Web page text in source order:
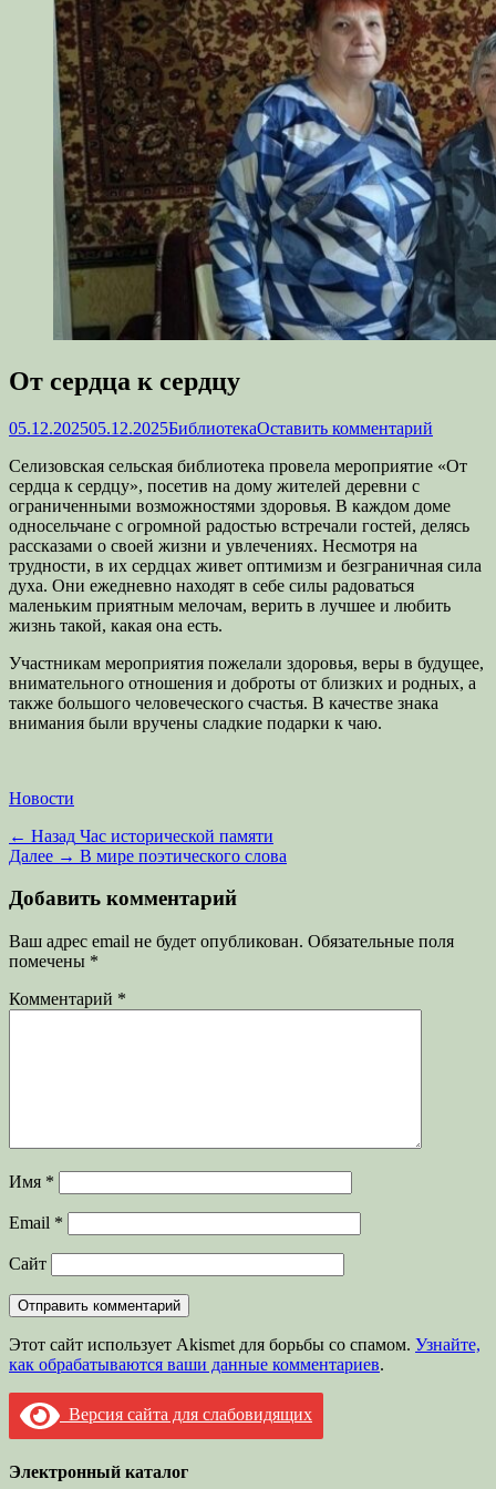
От сердца к сердцу
Опубликовано
05.12.202505.12.2025Автор
БиблиотекаОставить комментарий
Селизовская сельская библиотека провела мероприятие «От
сердца к сердцу», посетив на дому жителей деревни с
ограниченными возможностями здоровья. В каждом доме
односельчане с огромной радостью встречали гостей, делясь
рассказами о своей жизни и увлечениях. Несмотря на
трудности, в их сердцах живет оптимизм и безграничная сила
духа. Они ежедневно находят в себе силы радоваться
маленьким приятным мелочам, верить в лучшее и любить
жизнь такой, какая она есть.
Участникам мероприятия пожелали здоровья, веры в будущее,
внимательного отношения и доброты от близких и родных, а
также большого человеческого счастья. В качестве знака
внимания были вручены сладкие подарки к чаю.
Категории
Новости
Навигация
по
записям
← Назад Предыдущая
запись:
Час исторической памяти
Далее → Следующая
В мире поэтического слова
Добавить комментарий
Ваш адрес email не будет опубликован. Обязательные поля
помечены *
Комментарий *
Имя *
Email *
Сайт
Этот сайт использует Akismet для борьбы со спамом. Узнайте,
как обрабатываются ваши данные комментариев.
Версия сайта для слабовидящих
Электронный каталог